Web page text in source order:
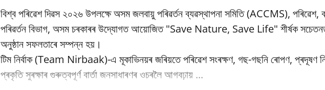
বিশ্ব পৰিৱেশ দিৱস ২০২৬ উপলক্ষে অসম জলবায়ু পৰিৱর্তন ব্যৱস্থাপনা সমিতি (ACCMS),
পৰিৱর্তন বিভাগ, অসম চৰকাৰৰ উদ্যোগত আয়োজিত "Save Nature, Save Life" শীৰ্ষক
অনুষ্ঠান সফলতাৰে সম্পন্ন হয়।
টিম নিৰ্বাক (Team Nirbaak)-এ মূকাভিনয়ৰ জৰিয়তে পৰিৱেশ সংৰক্ষণ, গছ-গছনি ৰোপণ, প্ৰদূষণ
প্ৰকৃতি সুৰক্ষাৰ গুৰুত্বপূৰ্ণ বাৰ্তা জনসাধাৰণৰ ওচৰলৈ আগবঢ়ায় ...